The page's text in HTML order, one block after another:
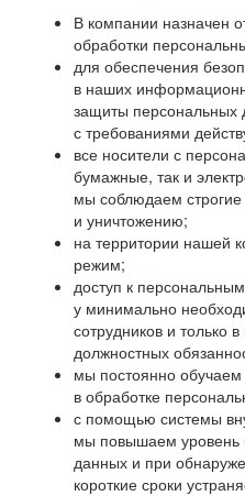
В компании назначен
обработки
для обеспечения
в наших
защиты персональных
с требованиями
все носители с
бумажные, так и
мы соблюдаем
и уничтожению;
на территории нашей
режим;
доступ к
у минимально
сотрудников и только
должностных
мы постоянно
в обработке
с помощью системы
мы повышаем уровень
данных и при
короткие сроки